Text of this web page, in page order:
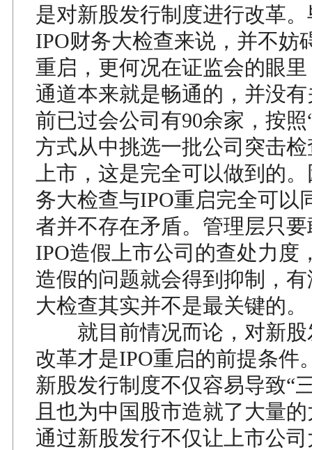
是对新股发行制度进行改革
IPO财务大检查来说，并不妨
重启，更何况在证监会的眼
通道本来就是畅通的，并没
前已过会公司有90余家，按照
方式从中挑选一批公司突击
上市，这是完全可以做到的
务大检查与IPO重启完全可以
者并不存在矛盾。管理层只
IPO造假上市公司的查处力度
造假的问题就会得到抑制，
大检查其实并不是最关键的。
就目前情况而论，对新股
改革才是IPO重启的前提条件
新股发行制度不仅容易导致“
且也为中国股市造就了大量
通过新股发行不仅让上市公